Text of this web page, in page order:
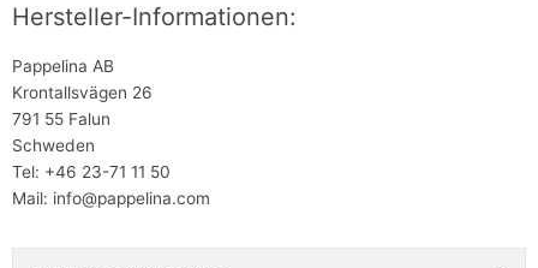
Hersteller-Informationen:
Pappelina AB
Krontallsvägen 26
791 55 Falun
Schweden
Tel: +46 23-71 11 50
Mail: info@pappelina.com